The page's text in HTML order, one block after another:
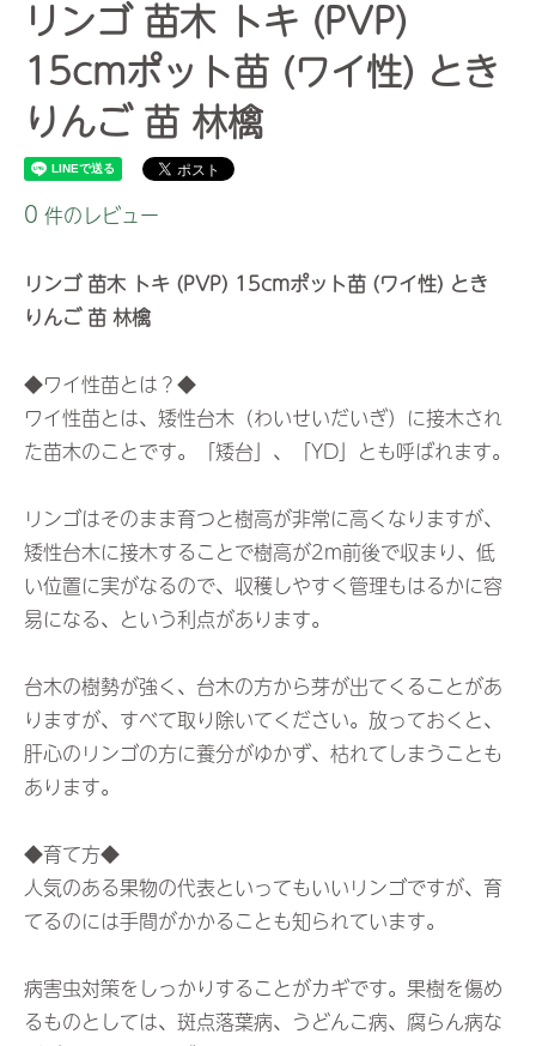
リンゴ 苗木 トキ (PVP)
15cmポット苗 (ワイ性) とき
りんご 苗 林檎
0 件のレビュー
リンゴ 苗木 トキ (PVP) 15cmポット苗 (ワイ性) とき
りんご 苗 林檎
◆ワイ性苗とは？◆
ワイ性苗とは、矮性台木（わいせいだいぎ）に接木され
た苗木のことです。「矮台」、「YD」とも呼ばれます。
リンゴはそのまま育つと樹高が非常に高くなりますが、
矮性台木に接木することで樹高が2m前後で収まり、低
い位置に実がなるので、収穫しやすく管理もはるかに容
易になる、という利点があります。
台木の樹勢が強く、台木の方から芽が出てくることがあ
りますが、すべて取り除いてください。放っておくと、
肝心のリンゴの方に養分がゆかず、枯れてしまうことも
あります。
◆育て方◆
人気のある果物の代表といってもいいリンゴですが、育
てるのには手間がかかることも知られています。
病害虫対策をしっかりすることがカギです。果樹を傷め
るものとしては、斑点落葉病、うどんこ病、腐らん病な